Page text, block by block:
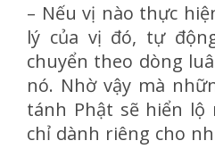
– Nếu vị nào thực
lý của vị đó, tự
chuyển theo dòng
nó. Nhờ vậy mà
tánh Phật sẽ hiển lộ
chỉ dành riêng cho